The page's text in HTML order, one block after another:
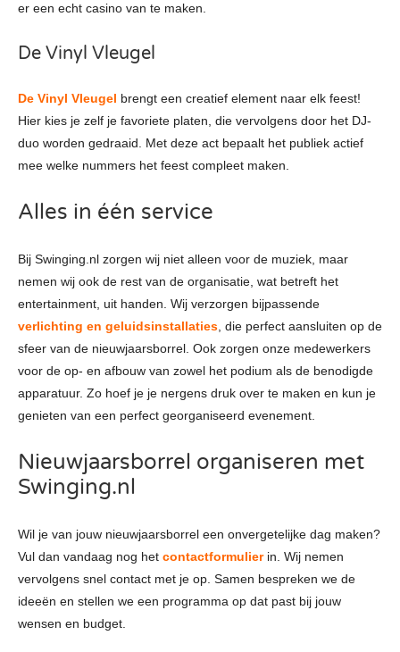
er een echt casino van te maken.
De Vinyl Vleugel
De Vinyl Vleugel brengt een creatief element naar elk feest!
Hier kies je zelf je favoriete platen, die vervolgens door het DJ-
duo worden gedraaid. Met deze act bepaalt het publiek actief
mee welke nummers het feest compleet maken.
Alles in één service
Bij Swinging.nl zorgen wij niet alleen voor de muziek, maar
nemen wij ook de rest van de organisatie, wat betreft het
entertainment, uit handen. Wij verzorgen bijpassende
verlichting en geluidsinstallaties , die perfect aansluiten op de
sfeer van de nieuwjaarsborrel. Ook zorgen onze medewerkers
voor de op- en afbouw van zowel het podium als de benodigde
apparatuur. Zo hoef je je nergens druk over te maken en kun je
genieten van een perfect georganiseerd evenement.
Nieuwjaarsborrel organiseren met
Swinging.nl
Wil je van jouw nieuwjaarsborrel een onvergetelijke dag maken?
Vul dan vandaag nog het contactformulierin. Wij nemen
vervolgens snel contact met je op. Samen bespreken we de
ideeën en stellen we een programma op dat past bij jouw
wensen en budget.